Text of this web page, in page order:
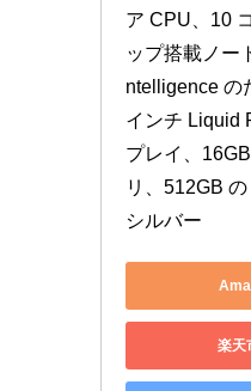
ア CPU、10
ップ搭載ノー
ntelligence の
インチ Liquid
プレイ、
リ、512GB
シルバー
楽天